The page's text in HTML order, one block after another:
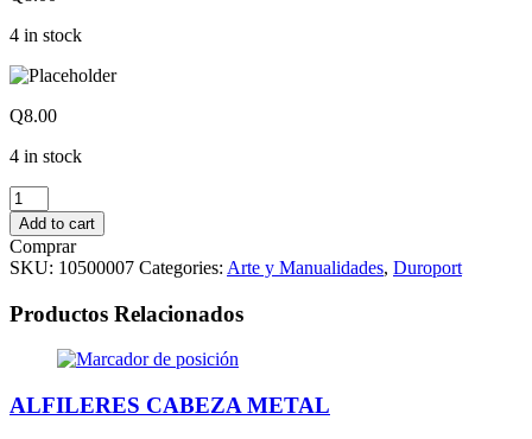
4 in stock
Q8.00
4 in stock
PELOTAS
DE
DUROPORT
No.12
quantity
Add to cart
Comprar
SKU: 10500007 Categories: Arte y Manualidades, Duroport
Productos Relacionados
ALFILERES CABEZA METAL